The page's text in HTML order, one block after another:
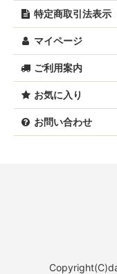
特定商取引法表示
マイページ
ご利用案内
お気に入り
お問い合わせ